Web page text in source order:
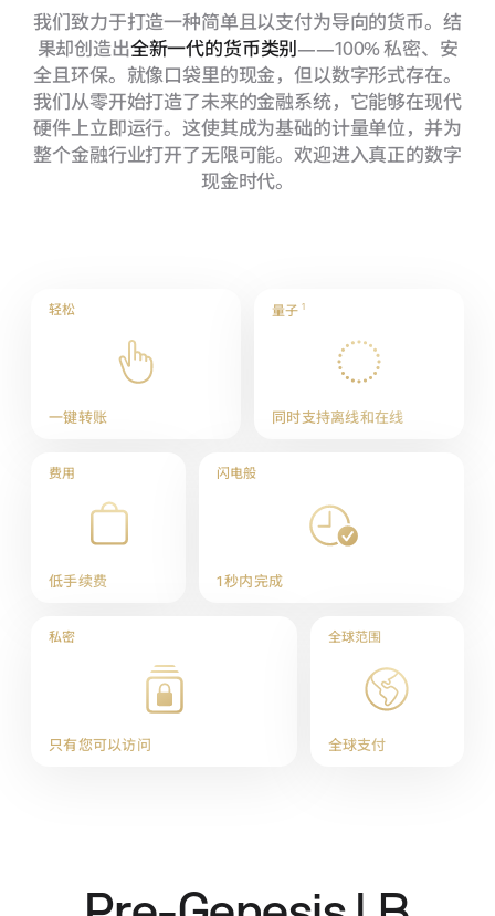
我们致力于打造一种简单且以支付为导向的货币。结
果却创造出全新一代的货币类别 ——100% 私密、安
全且环保。就像口袋里的现金，但以数字形式存在。
我们从零开始打造了未来的金融系统，它能够在现代
硬件上立即运行。这使其成为基础的计量单位，并为
整个金融行业打开了无限可能。欢迎进入真正的数字
现金时代。
轻松
一键转账
量子 1
同时支持离线和在线
费用
低手续费
闪电般
1 秒内完成
私密
只有您可以访问
全球范围
全球支付